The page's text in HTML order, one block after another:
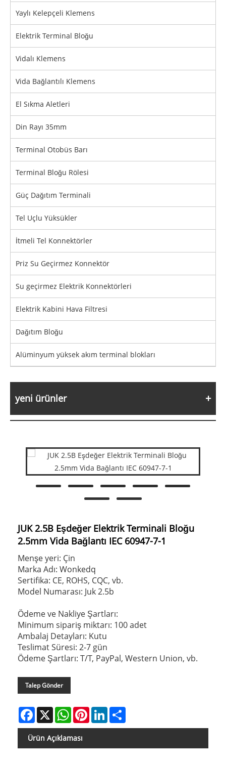
Yaylı Kelepçeli Klemens
Elektrik Terminal Bloğu
Vidalı Klemens
Vida Bağlantılı Klemens
El Sıkma Aletleri
Din Rayı 35mm
Terminal Otobüs Barı
Terminal Bloğu Rölesi
Güç Dağıtım Terminali
Tel Uçlu Yüksükler
İtmeli Tel Konnektörler
Priz Su Geçirmez Konnektör
Su geçirmez Elektrik Konnektörleri
Elektrik Kabini Hava Filtresi
Dağıtım Bloğu
Alüminyum yüksek akım terminal blokları
yeni ürünler
JUK 2.5B Eşdeğer Elektrik Terminali Bloğu
2.5mm Vida Bağlantı IEC 60947-7-1
Menşe yeri: Çin
Marka Adı: Wonkedq
Sertifika: CE, ROHS, CQC, vb.
Model Numarası: Juk 2.5b
Ödeme ve Nakliye Şartları:
Minimum sipariş miktarı: 100 adet
Ambalaj Detayları: Kutu
Teslimat Süresi: 2-7 gün
Ödeme Şartları: T/T, PayPal, Western Union, vb.
Talep Gönder
Facebook
X WhatsAppPinterestLinkedIn
Ürün Açıklaması